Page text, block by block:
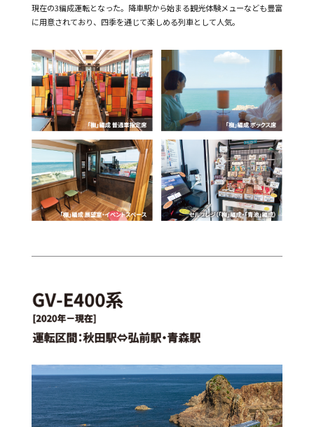
現在の3編成運転となった。降車駅から始まる観光体験メューなども豊富
に用意されており、四季を通じて楽しめる列車として人気。